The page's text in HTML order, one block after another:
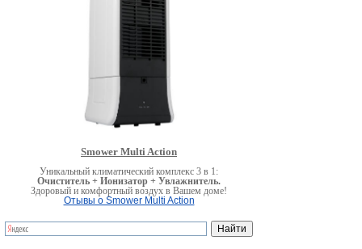
Smower Multi Action
Уникальный климатический комплекс 3 в 1:
Очиститель + Ионизатор + Увлажнитель.
Здоровый и комфортный воздух в Вашем доме!
Отывы о Smower Multi Action